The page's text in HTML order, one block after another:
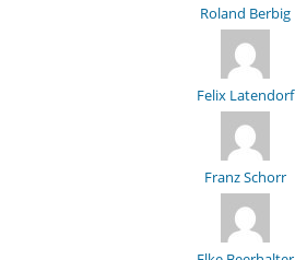
Roland Berbig
Felix Latendorf
Franz Schorr